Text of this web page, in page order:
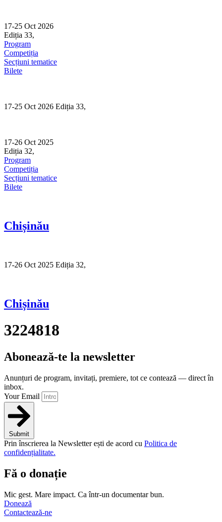
content
17-25 Oct 2026
Ediția 33,
Program
Competiția
Secțiuni tematice
Bilete
17-25 Oct 2026 Ediția 33,
17-26 Oct 2025
Ediția 32,
Program
Competiția
Secțiuni tematice
Bilete
Chișinău
17-26 Oct 2025 Ediția 32,
Chișinău
3224818
Abonează-te la newsletter
Anunțuri de program, invitați, premiere, tot ce contează — direct în
inbox.
Your Email
Submit
Prin înscrierea la Newsletter ești de acord cu Politica de
confidențialitate.
Fă o donație
Mic gest. Mare impact. Ca într-un documentar bun.
Donează
Contactează-ne